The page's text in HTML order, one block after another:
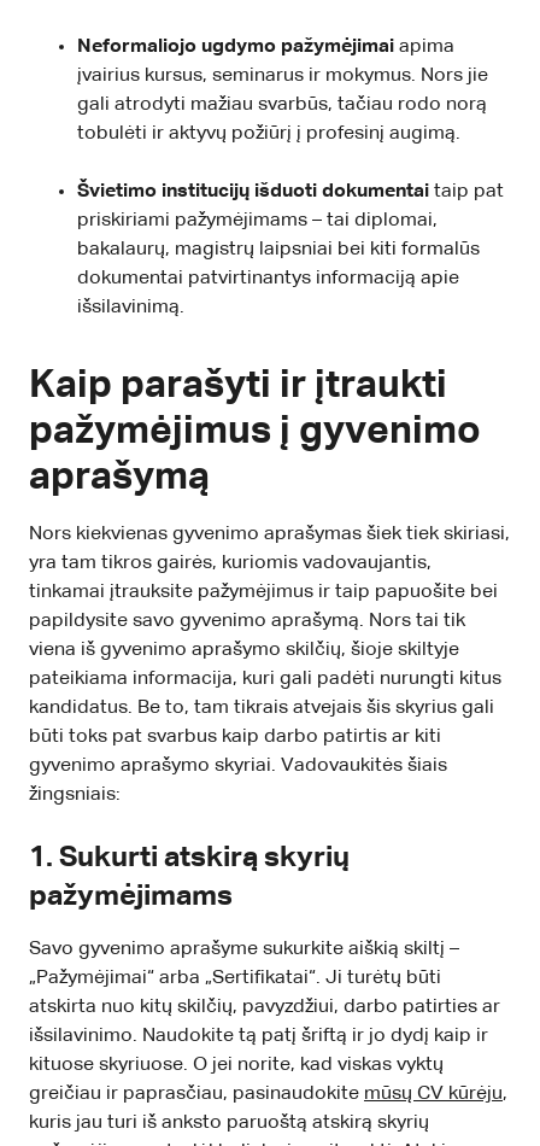
Neformaliojo ugdymo pažymėjimai apima
įvairius kursus, seminarus ir mokymus. Nors jie
gali atrodyti mažiau svarbūs, tačiau rodo norą
tobulėti ir aktyvų požiūrį į profesinį augimą.
Švietimo institucijų išduoti dokumentai taip pat
priskiriami pažymėjimams – tai diplomai,
bakalaurų, magistrų laipsniai bei kiti formalūs
dokumentai patvirtinantys informaciją apie
išsilavinimą.
Kaip parašyti ir įtraukti
pažymėjimus į gyvenimo
aprašymą
Nors kiekvienas gyvenimo aprašymas šiek tiek skiriasi,
yra tam tikros gairės, kuriomis vadovaujantis,
tinkamai įtrauksite pažymėjimus ir taip papuošite bei
papildysite savo gyvenimo aprašymą. Nors tai tik
viena iš gyvenimo aprašymo skilčių, šioje skiltyje
pateikiama informacija, kuri gali padėti nurungti kitus
kandidatus. Be to, tam tikrais atvejais šis skyrius gali
būti toks pat svarbus kaip darbo patirtis ar kiti
gyvenimo aprašymo skyriai. Vadovaukitės šiais
žingsniais:
1. Sukurti atskirą skyrių
pažymėjimams
Savo gyvenimo aprašyme sukurkite aiškią skiltį –
„Pažymėjimai“ arba „Sertifikatai“. Ji turėtų būti
atskirta nuo kitų skilčių, pavyzdžiui, darbo patirties ar
išsilavinimo. Naudokite tą patį šriftą ir jo dydį kaip ir
kituose skyriuose. O jei norite, kad viskas vyktų
greičiau ir paprasčiau, pasinaudokite mūsų CV kūrėju,
kuris jau turi iš anksto paruoštą atskirą skyrių